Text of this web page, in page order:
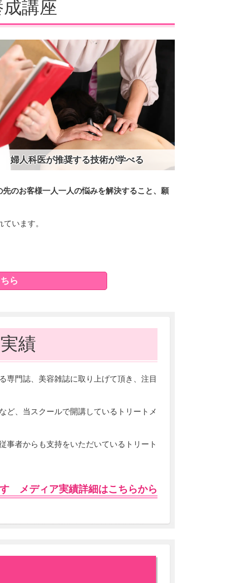
成講座
婦人科医が推奨する技術が学べる
のお客様一人一人の悩みを解決すること、願
います。
ら
績
専門誌、美容雑誌に取り上げて頂き、注目
ど、当スクールで開講しているトリートメ
事者からも支持をいただいているトリート
メディア実績詳細はこちらから